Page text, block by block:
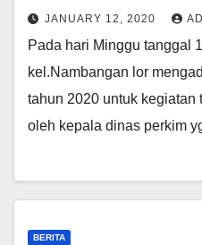
JANUARY 12, 2020
Pada hari Minggu tanggal
kel.Nambangan lor
tahun 2020 untuk kegiatan
oleh kepala dinas perkim
BERITA